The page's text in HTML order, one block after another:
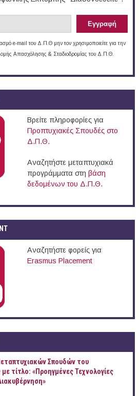
e-mail του Δ.Π.Θ μην τον χρησιμοποιείτε για την
Απασχόλησης & Σταδιοδρομίας του Δ.Π.Θ.
Βρείτε πληροφορίες για
Προπτυχιακές Σπουδές στο
Δ.Π.Θ.
Αναζητήστε μεταπτυχιακά
προγράμματα στη βάση
δεδομένων του Δ.Π.Θ.
Αναζητήστε φορείς για
Erasmus Placement
Σπουδών του
τίτλο: «Προηγμένες Τεχνολογίες